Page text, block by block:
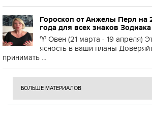
Гороскоп от Анжелы Перл на
года для всех знаков Зодиака
♈️ Овен (21 марта - 19 апреля)
ясность в ваши планы
принимать ...
БОЛЬШЕ МАТЕРИАЛОВ